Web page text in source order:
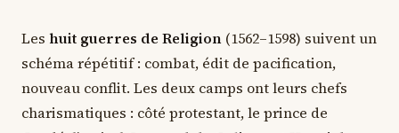
Les huit guerres de Religion (1562–1598) suivent un
schéma répétitif : combat, édit de pacification,
nouveau conflit. Les deux camps ont leurs chefs
charismatiques : côté protestant, le prince de